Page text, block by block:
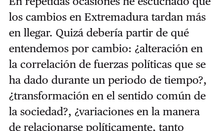
los cambios en Extremadura tardan más
en llegar. Quizá debería partir de qué
entendemos por cambio: ¿alteración en
la correlación de fuerzas políticas que se
ha dado durante un periodo de tiempo?,
¿transformación en el sentido común de
la sociedad?, ¿variaciones en la manera
de relacionarse políticamente, tanto